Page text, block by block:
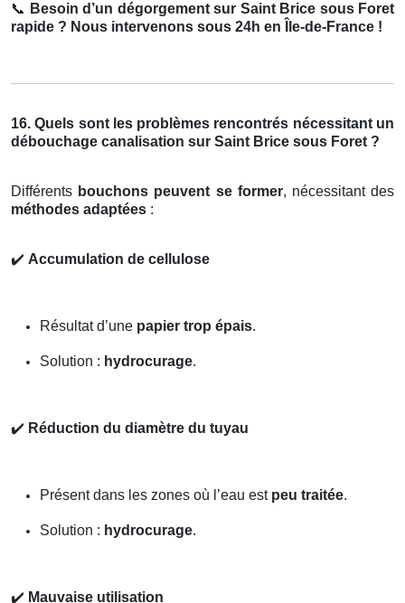
📞 Besoin d’un dégorgement sur Saint Brice sous Foret
rapide ? Nous intervenons sous 24h en Île-de-France !
16. Quels sont les problèmes rencontrés nécessitant un
débouchage canalisation sur Saint Brice sous Foret ?
Différents bouchons peuvent se former, nécessitant des
méthodes adaptées :
✔️ Accumulation de cellulose
Résultat d’une papier trop épais.
Solution : hydrocurage.
✔️ Réduction du diamètre du tuyau
Présent dans les zones où l’eau est peu traitée.
Solution : hydrocurage.
✔️ Mauvaise utilisation